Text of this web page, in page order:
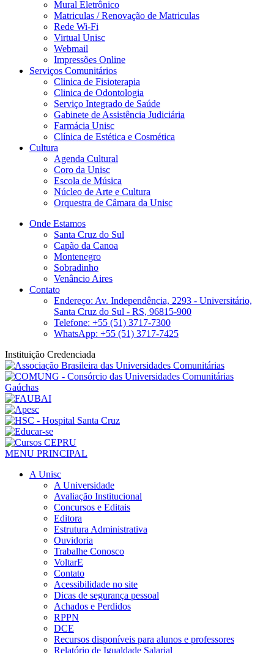
Mural Eletrônico
Matriculas / Renovação de Matriculas
Rede Wi-Fi
Virtual Unisc
Webmail
Impressões Online
Serviços Comunitários
Clinica de Fisioterapia
Clinica de Odontologia
Serviço Integrado de Saúde
Gabinete de Assistência Judiciária
Farmácia Unisc
Clínica de Estética e Cosmética
Cultura
Agenda Cultural
Coro da Unisc
Escola de Música
Núcleo de Arte e Cultura
Orquestra de Câmara da Unisc
Onde Estamos
Santa Cruz do Sul
Capão da Canoa
Montenegro
Sobradinho
Venâncio Aires
Contato
Endereço: Av. Independência, 2293 - Universitário,
Santa Cruz do Sul - RS, 96815-900
Telefone: +55 (51) 3717-7300
WhatsApp: +55 (51) 3717-7425
Instituição Credenciada
MENU PRINCIPAL
A Unisc
A Universidade
Avaliação Institucional
Concursos e Editais
Editora
Estrutura Administrativa
Ouvidoria
Trabalhe Conosco
VoltarE
Contato
Acessibilidade no site
Dicas de segurança pessoal
Achados e Perdidos
RPPN
DCE
Recursos disponíveis para alunos e professores
Relatório de Igualdade Salarial